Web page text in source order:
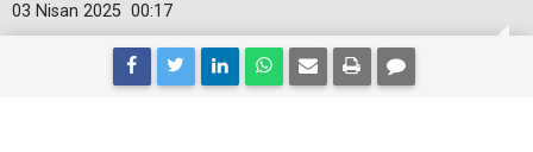
00:17
03 Nisan 2025